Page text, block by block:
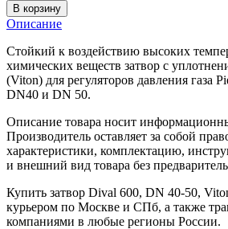
В корзину
Описание
Стойкий к воздействию высоких
химических веществ затвор с
(Viton) для регуляторов давления газа
DN40 и DN 50.
Описание товара носит
Производитель оставляет за собой
характеристики, комплектацию,
и внешний вид товара без
Купить затвор Dival 600, DN 40-50,
курьером по Москве и СПб, а также
компаниями в любые регионы России.